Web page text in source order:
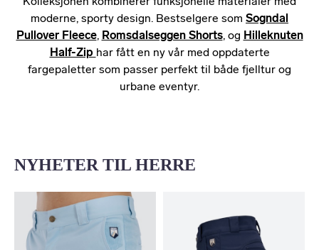
moderne, sporty design. Bestselgere som Sogndal
Pullover Fleece, Romsdalseggen Shorts, og Hilleknuten
Half-Zip har fått en ny vår med oppdaterte
fargepaletter som passer perfekt til både fjelltur og
urbane eventyr.
NYHETER TIL HERRE